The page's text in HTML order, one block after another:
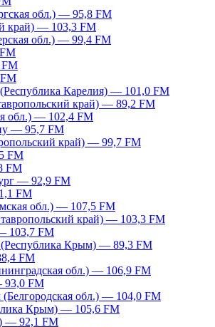
обл.) — 95,8 FM
край) — 103,3 FM
обл.) — 99,4 FM
Карелия) — 101,0 FM
край) — 89,2 FM
обл.) — 102,4 FM
— 95,7 FM
край) — 99,7 FM
FM
FM
— 92,9 FM
FM
обл.) — 107,5 FM
край) — 103,3 FM
103,7 FM
Крым) — 89,3 FM
FM
обл.) — 106,9 FM
93,0 FM
обл.) — 104,0 FM
Крым) — 105,6 FM
— 92,1 FM